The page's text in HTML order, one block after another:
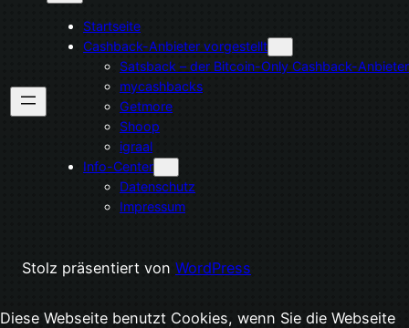
Startseite
Cashback-Anbieter vorgestellt
Satsback – der Bitcoin-Only Cashback-Anbieter
mycashbacks
Getmore
Shoop
igraal
Info-Center
Datenschutz
Impressum
Stolz präsentiert von WordPress
Diese Webseite benutzt Cookies, wenn Sie die Webseite